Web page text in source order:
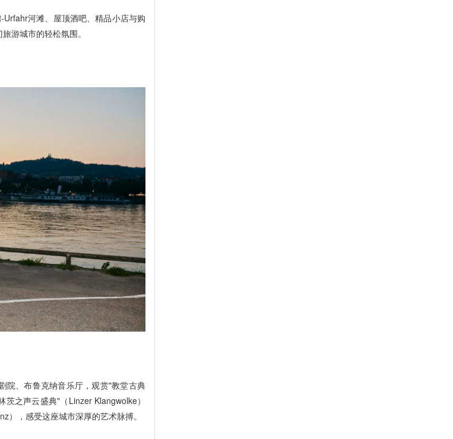
河滩、屋顶酒吧、精品小店与购
游城市的轻松氛围。
院、布鲁克纳音乐厅，观赏"教堂古典
之声云盛典"（Linzer Klangwolke）
，感受这座城市深厚的艺术脉搏。